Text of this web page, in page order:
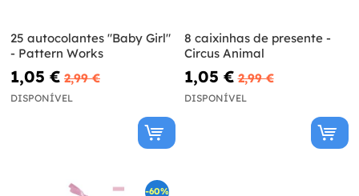
25 autocolantes "Baby Girl"
- Pattern Works
1,05 € 2,99 €
DISPONÍVEL
8 caixinhas de presente -
Circus Animal
1,05 € 2,99 €
DISPONÍVEL
-60%